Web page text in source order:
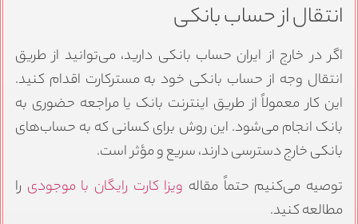
انتقال از حساب بانکی
اگر در خارج از ایران حساب بانکی دارید، می‌توانید از طریق
انتقال وجه از حساب بانکی خود به مسترکارت اقدام کنید.
این کار معمولاً از طریق اینترنت بانک یا مراجعه حضوری به
بانک انجام می‌شود. این روش برای کسانی که به حساب‌های
بانکی خارج دسترسی دارند، سریع و مؤثر است.
توصیه می‌کنیم حتماً مقاله ویزا کارت رایگان با موجودیرا
مطالعه کنید.